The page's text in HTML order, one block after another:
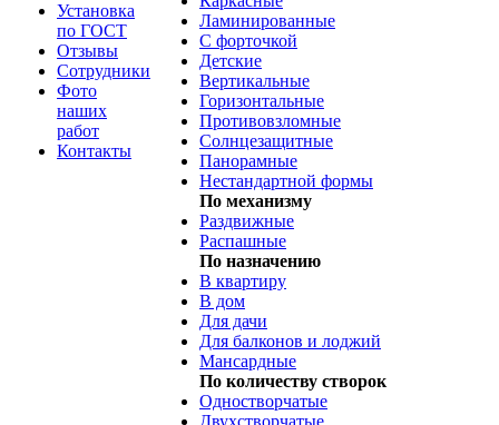
Установка
по ГОСТ
Отзывы
Сотрудники
Фото
наших
работ
Контакты
Ламинированные
С форточкой
Детские
Вертикальные
Горизонтальные
Противовзломные
Солнцезащитные
Панорамные
Нестандартной формы
По механизму
Раздвижные
Распашные
По назначению
В квартиру
В дом
Для дачи
Для балконов и лоджий
Мансардные
По количеству створок
Одностворчатые
Двухстворчатые